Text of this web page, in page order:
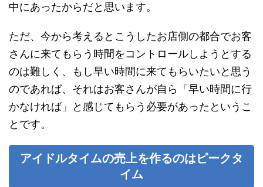
中にあったからだと思います。
ただ、今から考えるとこうしたお店側の都合でお客
さんに来てもらう時間をコントロールしようとする
のは難しく、もし早い時間に来てもらいたいと思う
のであれば、それはお客さんが自ら「早い時間に行
かなければ」と感じてもらう必要があったというこ
とです。
アイドルタイムの売上を作るのはピークタ
イム